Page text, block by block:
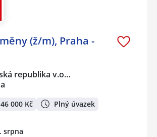
(ž/m), Praha -
republika v.o…
000 Kč Plný úvazek
srpna